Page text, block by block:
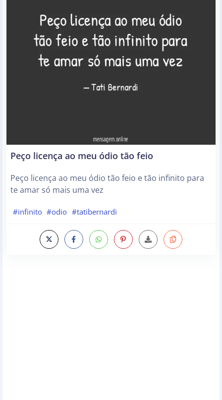
Peço licença ao meu ódio tão feio
Peço licença ao meu ódio tão feio e tão infinito para
te amar só mais uma vez
#infinito #odio #tatibernardi